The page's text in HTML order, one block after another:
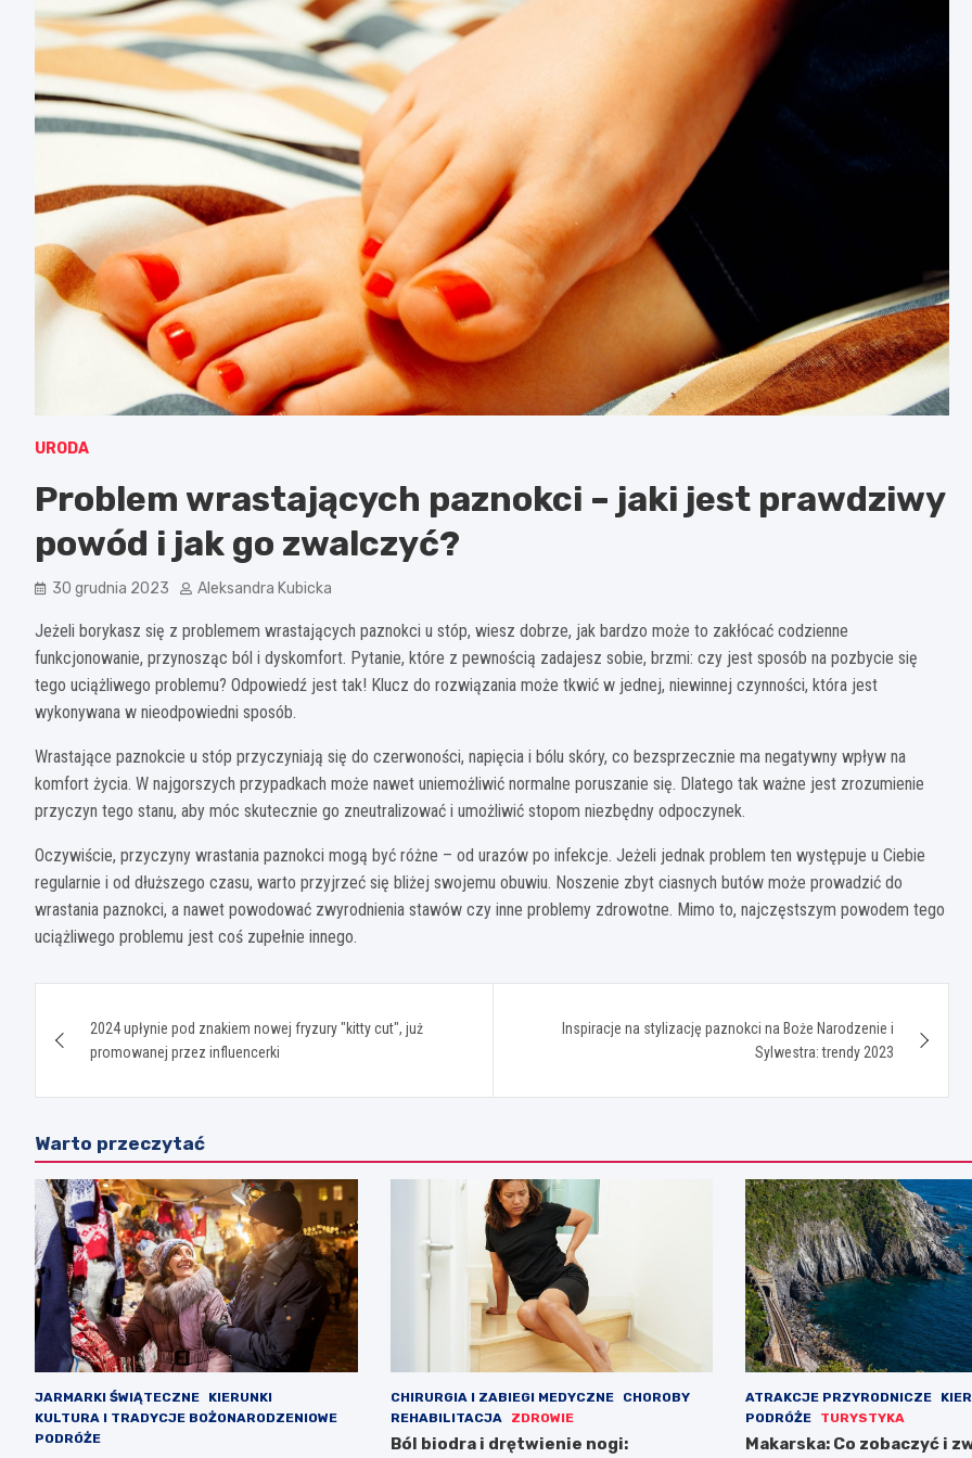
URODA
Problem wrastających paznokci – jaki jest prawdziwy
powód i jak go zwalczyć?
30 grudnia 2023 Aleksandra Kubicka
Jeżeli borykasz się z problemem wrastających paznokci u stóp, wiesz dobrze, jak bardzo może to zakłócać codzienne
funkcjonowanie, przynosząc ból i dyskomfort. Pytanie, które z pewnością zadajesz sobie, brzmi: czy jest sposób na pozbycie się
tego uciążliwego problemu? Odpowiedź jest tak! Klucz do rozwiązania może tkwić w jednej, niewinnej czynności, która jest
wykonywana w nieodpowiedni sposób.
Wrastające paznokcie u stóp przyczyniają się do czerwoności, napięcia i bólu skóry, co bezsprzecznie ma negatywny wpływ na
komfort życia. W najgorszych przypadkach może nawet uniemożliwić normalne poruszanie się. Dlatego tak ważne jest zrozumienie
przyczyn tego stanu, aby móc skutecznie go zneutralizować i umożliwić stopom niezbędny odpoczynek.
Oczywiście, przyczyny wrastania paznokci mogą być różne – od urazów po infekcje. Jeżeli jednak problem ten występuje u Ciebie
regularnie i od dłuższego czasu, warto przyjrzeć się bliżej swojemu obuwiu. Noszenie zbyt ciasnych butów może prowadzić do
wrastania paznokci, a nawet powodować zwyrodnienia stawów czy inne problemy zdrowotne. Mimo to, najczęstszym powodem tego
uciążliwego problemu jest coś zupełnie innego.
wpisu
2024 upłynie pod znakiem nowej fryzury "kitty cut", już
promowanej przez influencerki
Inspiracje na stylizację paznokci na Boże Narodzenie i
Sylwestra: trendy 2023
Warto przeczytać
JARMARKI ŚWIĄTECZNE
KIERUNKI
KULTURA I TRADYCJE BOŻONARODZENIOWE
PODRÓŻE
CHIRURGIA I ZABIEGI MEDYCZNE
CHOROBY
REHABILITACJA
ZDROWIE
Ból biodra i drętwienie nogi:
ATRAKCJE PRZYRODNICZE
PODRÓŻE
TURYSTYKA
Makarska: Co zobaczyć i